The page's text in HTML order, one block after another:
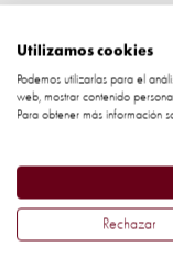
Obligados a
muchas horas
Controlados
dolorosas y
cargando
Utilizamos cookies
Podemos utilizarlas para el
web, mostrar contenido
Para obtener más información
Rechazar